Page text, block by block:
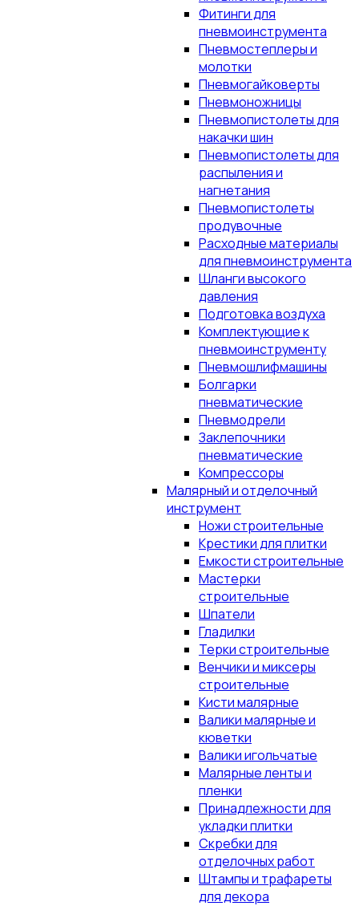
Фитинги для
пневмоинструмента
Пневмостеплеры и
молотки
Пневмогайковерты
Пневмоножницы
Пневмопистолеты для
накачки шин
Пневмопистолеты для
распыления и
нагнетания
Пневмопистолеты
продувочные
Расходные материалы
для пневмоинструмента
Шланги высокого
давления
Подготовка воздуха
Комплектующие к
пневмоинструменту
Пневмошлифмашины
Болгарки
пневматические
Пневмодрели
Заклепочники
пневматические
Компрессоры
Малярный и отделочный
инструмент
Ножи строительные
Крестики для плитки
Емкости строительные
Мастерки
строительные
Шпатели
Гладилки
Терки строительные
Венчики и миксеры
строительные
Кисти малярные
Валики малярные и
кюветки
Валики игольчатые
Малярные ленты и
пленки
Принадлежности для
укладки плитки
Скребки для
отделочных работ
Штампы и трафареты
для декора